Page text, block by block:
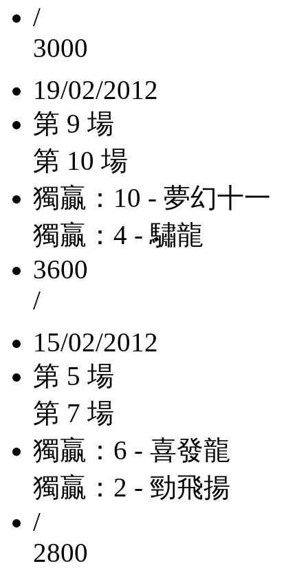
/
3000
19/02/2012
第 9 場
第 10 場
獨贏：10 - 夢幻十一
獨贏：4 - 驌龍
3600
/
15/02/2012
第 5 場
第 7 場
獨贏：6 - 喜發龍
獨贏：2 - 勁飛揚
/
2800